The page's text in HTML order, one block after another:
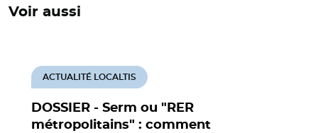
Voir aussi
DOSSIER - Serm ou "RER
métropolitains" : comment
ACTUALITÉ LOCALTIS